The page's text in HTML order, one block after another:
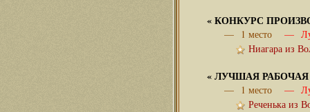
«КОНКУРС
— 1 место
—
Ниагара из
«ЛУЧШАЯ
— 1 место
—
Реченька из